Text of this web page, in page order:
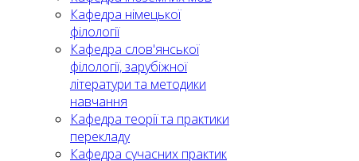
Кафедра німецької
філології
Кафедра слов'янської
філології, зарубіжної
літератури та методики
навчання
Кафедра теорії та практики
перекладу
Кафедра сучасних практик